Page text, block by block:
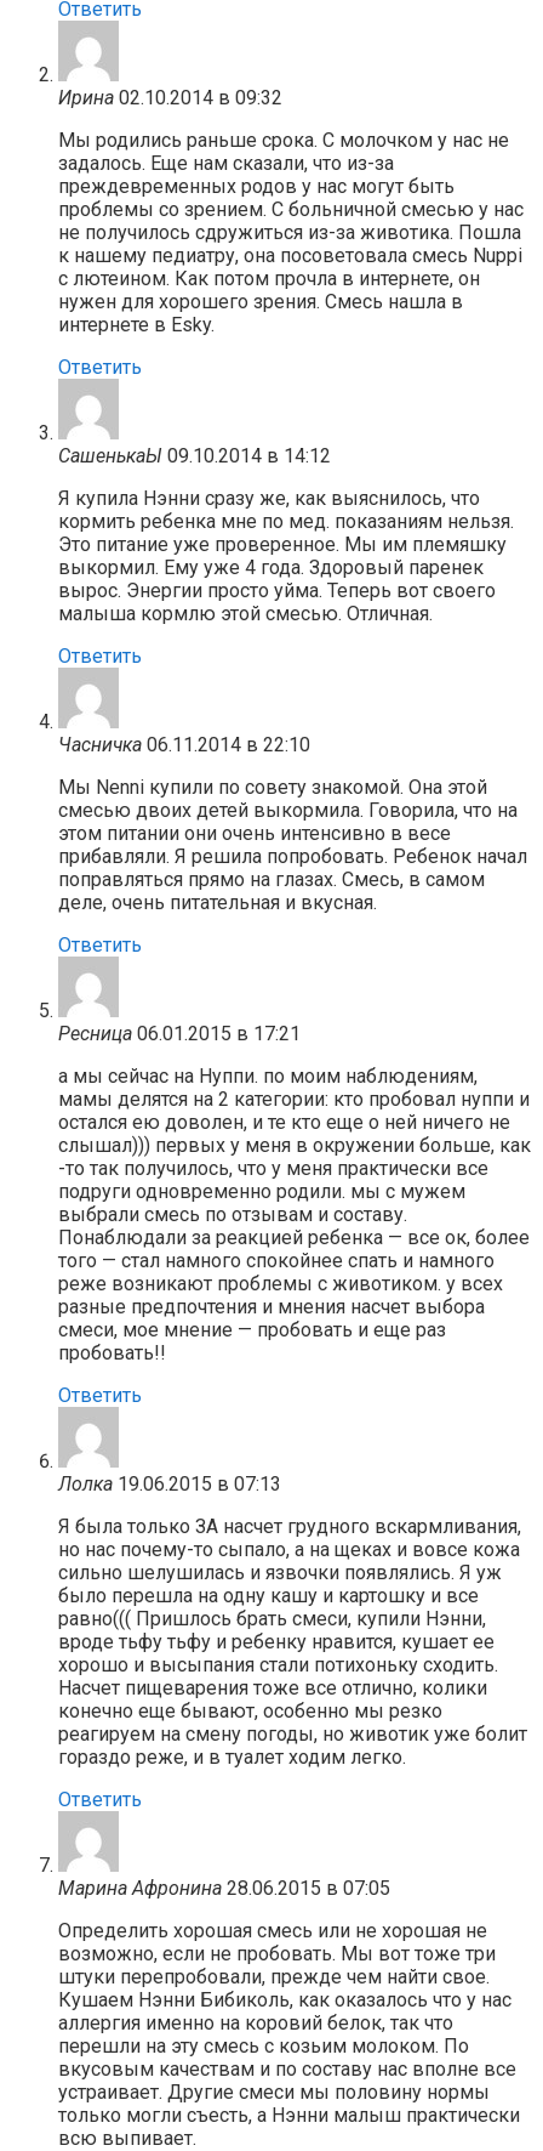
Ответить
Ирина 02.10.2014 в 09:32
Мы родились раньше срока. С молочком у нас не
задалось. Еще нам сказали, что из-за
преждевременных родов у нас могут быть
проблемы со зрением. С больничной смесью у нас
не получилось сдружиться из-за животика. Пошла
к нашему педиатру, она посоветовала смесь Nuppi
c лютеином. Как потом прочла в интернете, он
нужен для хорошего зрения. Смесь нашла в
интернете в Esky.
Ответить
СашенькаЫ 09.10.2014 в 14:12
Я купила Нэнни сразу же, как выяснилось, что
кормить ребенка мне по мед. показаниям нельзя.
Это питание уже проверенное. Мы им племяшку
выкормил. Ему уже 4 года. Здоровый паренек
вырос. Энергии просто уйма. Теперь вот своего
малыша кормлю этой смесью. Отличная.
Ответить
Часничка 06.11.2014 в 22:10
Мы Nenni купили по совету знакомой. Она этой
смесью двоих детей выкормила. Говорила, что на
этом питании они очень интенсивно в весе
прибавляли. Я решила попробовать. Ребенок начал
поправляться прямо на глазах. Смесь, в самом
деле, очень питательная и вкусная.
Ответить
Ресница 06.01.2015 в 17:21
а мы сейчас на Нуппи. по моим наблюдениям,
мамы делятся на 2 категории: кто пробовал нуппи и
остался ею доволен, и те кто еще о ней ничего не
слышал))) первых у меня в окружении больше, как
-то так получилось, что у меня практически все
подруги одновременно родили. мы с мужем
выбрали смесь по отзывам и составу.
Понаблюдали за реакцией ребенка — все ок, более
того — стал намного спокойнее спать и намного
реже возникают проблемы с животиком. у всех
разные предпочтения и мнения насчет выбора
смеси, мое мнение — пробовать и еще раз
пробовать!!
Ответить
Лолка 19.06.2015 в 07:13
Я была только ЗА насчет грудного вскармливания,
но нас почему-то сыпало, а на щеках и вовсе кожа
сильно шелушилась и язвочки появлялись. Я уж
было перешла на одну кашу и картошку и все
равно((( Пришлось брать смеси, купили Нэнни,
вроде тьфу тьфу и ребенку нравится, кушает ее
хорошо и высыпания стали потихоньку сходить.
Насчет пищеварения тоже все отлично, колики
конечно еще бывают, особенно мы резко
реагируем на смену погоды, но животик уже болит
гораздо реже, и в туалет ходим легко.
Ответить
Марина Афронина 28.06.2015 в 07:05
Определить хорошая смесь или не хорошая не
возможно, если не пробовать. Мы вот тоже три
штуки перепробовали, прежде чем найти свое.
Кушаем Нэнни Бибиколь, как оказалось что у нас
аллергия именно на коровий белок, так что
перешли на эту смесь с козьим молоком. По
вкусовым качествам и по составу нас вполне все
устраивает. Другие смеси мы половину нормы
только могли съесть, а Нэнни малыш практически
всю выпивает.